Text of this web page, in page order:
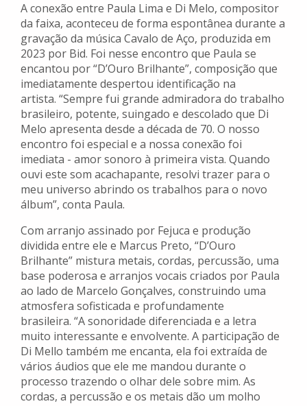
A conexão entre Paula Lima e Di Melo, compositor
da faixa, aconteceu de forma espontânea durante a
gravação da música Cavalo de Aço, produzida em
2023 por Bid. Foi nesse encontro que Paula se
encantou por “D’Ouro Brilhante”, composição que
imediatamente despertou identificação na
artista. “Sempre fui grande admiradora do trabalho
brasileiro, potente, suingado e descolado que Di
Melo apresenta desde a década de 70. O nosso
encontro foi especial e a nossa conexão foi
imediata - amor sonoro à primeira vista. Quando
ouvi este som acachapante, resolvi trazer para o
meu universo abrindo os trabalhos para o novo
álbum”, conta Paula.
Com arranjo assinado por Fejuca e produção
dividida entre ele e Marcus Preto, “D’Ouro
Brilhante” mistura metais, cordas, percussão, uma
base poderosa e arranjos vocais criados por Paula
ao lado de Marcelo Gonçalves, construindo uma
atmosfera sofisticada e profundamente
brasileira. “A sonoridade diferenciada e a letra
muito interessante e envolvente. A participação de
Di Mello também me encanta, ela foi extraída de
vários áudios que ele me mandou durante o
processo trazendo o olhar dele sobre mim. As
cordas, a percussão e os metais dão um molho